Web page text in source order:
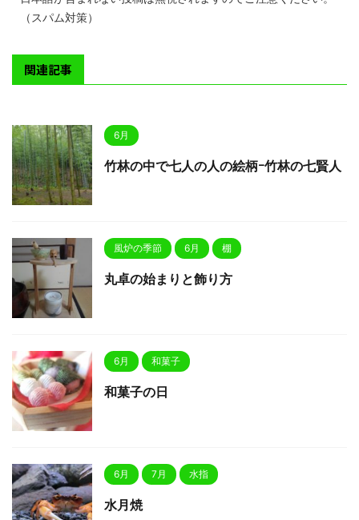
（スパム対策）
関連記事
6月
竹林の中で七人の人の絵柄ｰ竹林の七賢人
風炉の季節 6月 棚
丸卓の始まりと飾り方
6月 和菓子
和菓子の日
6月 7月 水指
水月焼